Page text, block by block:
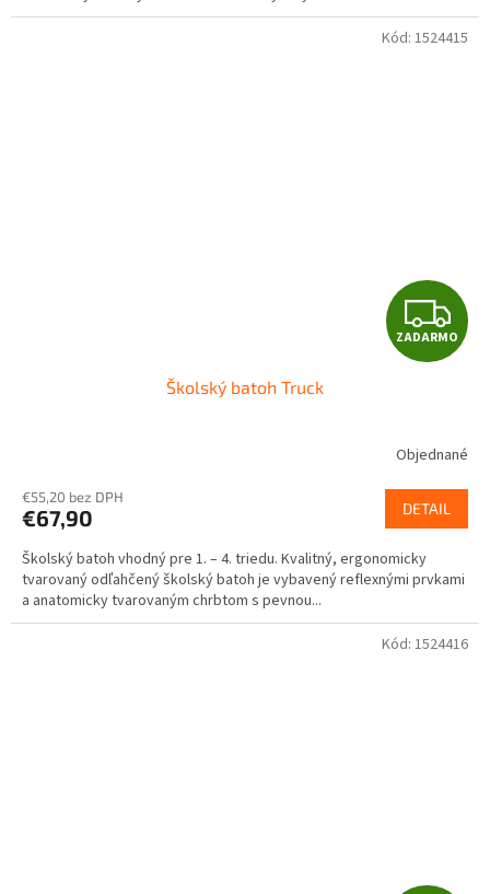
Z
A
A
R
M
O
ZADARMO
Školský batoh Truck
Objednané
€55,20 bez DPH
€67,90 DETAIL
Školský batoh vhodný pre 1. – 4. triedu. Kvalitný, ergonomicky
tvarovaný odľahčený školský batoh je vybavený reflexnými prvkami
a anatomicky tvarovaným chrbtom s pevnou...
Kód: 1524415
Kód: 1524416